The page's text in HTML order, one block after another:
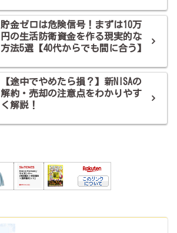
貯金ゼロは危険信号！まずは10万
円の生活防衛資金を作る現実的な
方法5選【40代からでも間に合う】
【途中でやめたら損？】新NISAの
解約・売却の注意点をわかりやす
く解説！